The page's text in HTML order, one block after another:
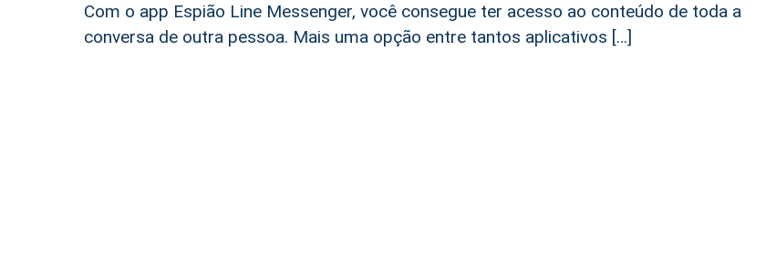
Com o app Espião Line Messenger, você consegue ter acesso ao conteúdo de toda a
conversa de outra pessoa. Mais uma opção entre tantos aplicativos […]